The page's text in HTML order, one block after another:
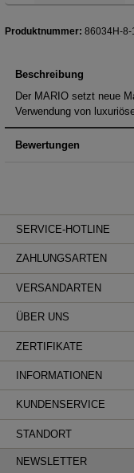
Produktnummer: 86034H-
Beschreibung
Der MARIO setzt neue
Verwendung von
Bewertungen
SERVICE-HOTLINE
ZAHLUNGSARTEN
VERSANDARTEN
ÜBER UNS
ZERTIFIKATE
INFORMATIONEN
KUNDENSERVICE
STANDORT
NEWSLETTER